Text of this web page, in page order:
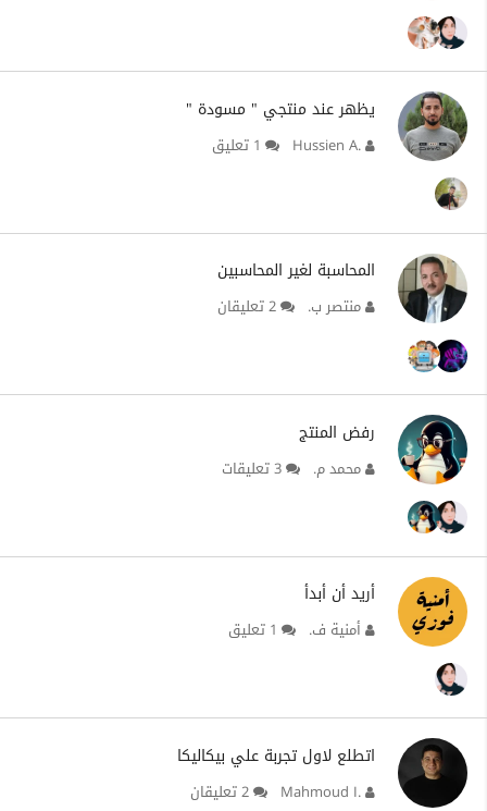
يظهر عند منتجي " مسودة "
Hussien A. 1 تعليق
المحاسبة لغير المحاسبين
منتصر ب. 2 تعليقان
رفض المنتج
محمد م. 3 تعليقات
أريد أن أبدأ
أمنية ف. 1 تعليق
اتطلع لاول تجربة علي بيكاليكا
Mahmoud I. 2 تعليقان